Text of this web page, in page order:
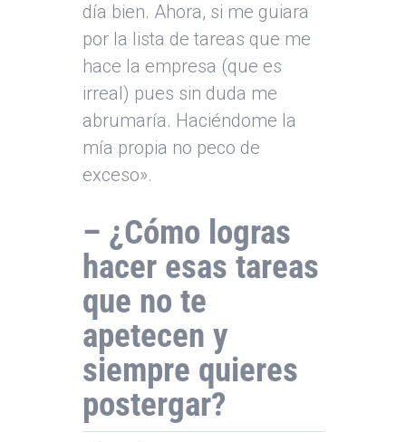
día bien. Ahora, si me guiara
por la lista de tareas que me
hace la empresa (que es
irreal) pues sin duda me
abrumaría. Haciéndome la
mía propia no peco de
exceso».
– ¿Cómo logras
hacer esas tareas
que no te
apetecen y
siempre quieres
postergar?